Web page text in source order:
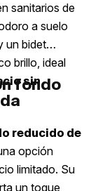
sanitarios de
a suelo
un bidet
brillo, ideal
sin
fondo
reducido de
opción
limitado. Su
un toque